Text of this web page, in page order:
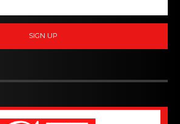
SIGN UP